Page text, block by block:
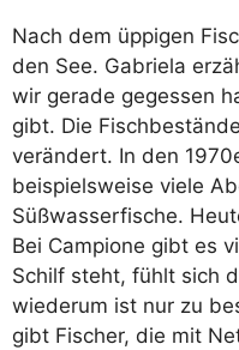
Nach dem üppigen
den See. Gabriela
wir gerade gegessen
gibt. Die
verändert. In den
beispielsweise viele
Süßwasserfische.
Bei Campione gibt es
Schilf steht, fühlt sich
wiederum ist nur zu
gibt Fischer, die mit